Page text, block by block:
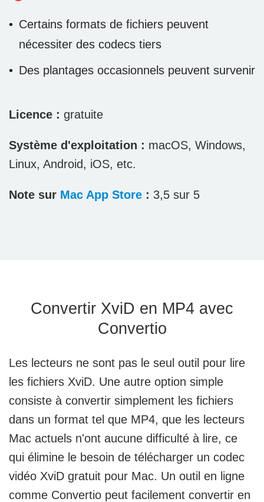
Certains formats de fichiers peuvent
nécessiter des codecs tiers
Des plantages occasionnels peuvent survenir
Licence : gratuite
Système d'exploitation : macOS, Windows,
Linux, Android, iOS, etc.
Note sur Mac App Store : 3,5 sur 5
Convertir XviD en MP4 avec
Convertio
Les lecteurs ne sont pas le seul outil pour lire
les fichiers XviD. Une autre option simple
consiste à convertir simplement les fichiers
dans un format tel que MP4, que les lecteurs
Mac actuels n'ont aucune difficulté à lire, ce
qui élimine le besoin de télécharger un codec
vidéo XviD gratuit pour Mac. Un outil en ligne
comme Convertio peut facilement convertir en